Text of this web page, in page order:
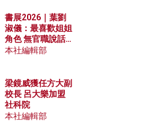
書展2026｜葉劉
淑儀：最喜歡姐姐
角色 無官職說話
包袱少
本社編輯部
梁鏡威獲任方大副
校長 呂大樂加盟
社科院
本社編輯部